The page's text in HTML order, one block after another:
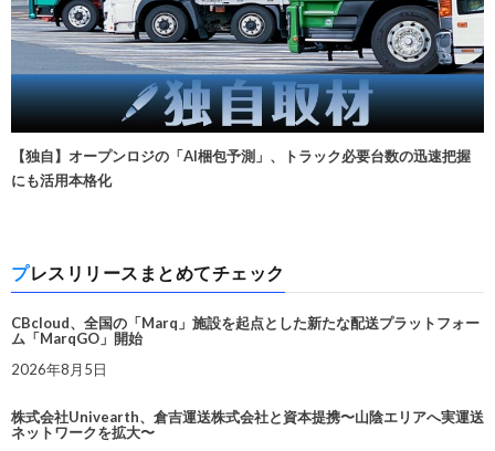
【独自】オープンロジの「AI梱包予測」、トラック必要台数の迅速把握
にも活用本格化
プレスリリースまとめてチェック
CBcloud、全国の「Marq」施設を起点とした新たな配送プラットフォー
ム「MarqGO」開始
2026年8月5日
株式会社Univearth、倉吉運送株式会社と資本提携〜山陰エリアへ実運送
ネットワークを拡大〜